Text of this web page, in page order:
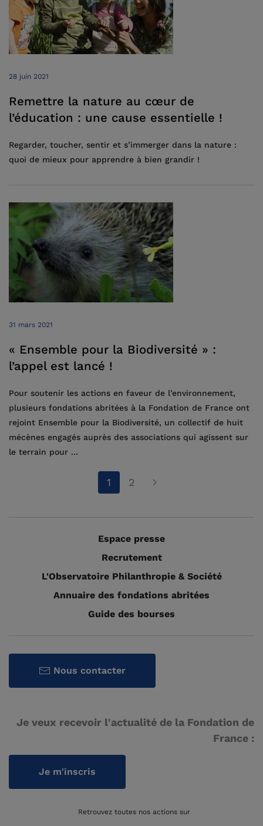
28 juin 2021
Remettre la nature au cœur de
l’éducation : une cause essentielle !
Regarder, toucher, sentir et s’immerger dans la nature :
quoi de mieux pour apprendre à bien grandir !
31 mars 2021
« Ensemble pour la Biodiversité » :
l’appel est lancé !
Pour soutenir les actions en faveur de l’environnement,
plusieurs fondations abritées à la Fondation de France ont
rejoint Ensemble pour la Biodiversité, un collectif de huit
mécènes engagés auprès des associations qui agissent sur
le terrain pour ...
1 2
Espace presse
Recrutement
L'Observatoire Philanthropie & Société
Annuaire des fondations abritées
Guide des bourses
Nous contacter
Je veux recevoir l'actualité de la Fondation de
France :
Je m'inscris
Retrouvez toutes nos actions sur